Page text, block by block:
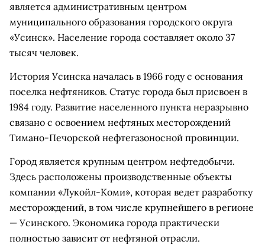
является административным центром
муниципального образования городского округа
«Усинск». Население города составляет около 37
тысяч человек.
История Усинска началась в 1966 году с основания
поселка нефтяников. Статус города был присвоен в
1984 году. Развитие населенного пункта неразрывно
связано с освоением нефтяных месторождений
Тимано-Печорской нефтегазоносной провинции.
Город является крупным центром нефтедобычи.
Здесь расположены производственные объекты
компании «Лукойл-Коми», которая ведет разработку
месторождений, в том числе крупнейшего в регионе
— Усинского. Экономика города практически
полностью зависит от нефтяной отрасли.